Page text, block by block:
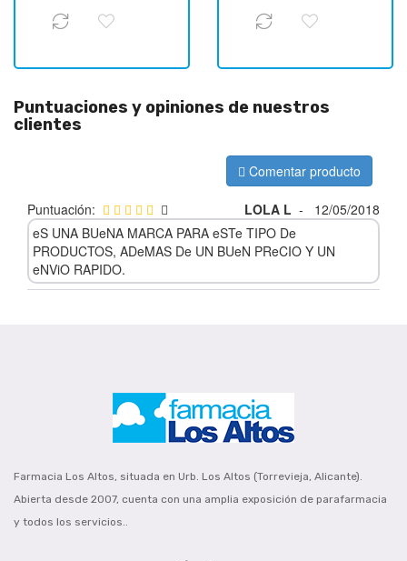
Puntuaciones y opiniones de nuestros
clientes
Comentar producto
Puntuación: LOLA L -
12/05/2018
eS UNA BUeNA MARCA PARA eSTe TIPO De
PRODUCTOS, ADeMAS De UN BUeN PReCIO Y UN
eNViO RAPIDO.
Farmacia Los Altos, situada en Urb. Los Altos (Torrevieja, Alicante).
Abierta desde 2007, cuenta con una amplia exposición de parafarmacia
y todos los servicios..